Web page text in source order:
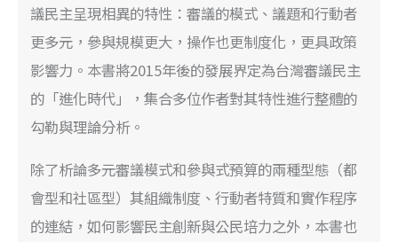
議民主呈現相異的特性：審議的模式、議題和行動者
更多元，參與規模更大，操作也更制度化，更具政策
影響力。本書將2015年後的發展界定為台灣審議民主
的「進化時代」，集合多位作者對其特性進行整體的
勾勒與理論分析。
除了析論多元審議模式和參與式預算的兩種型態（都
會型和社區型）其組織制度、行動者特質和實作程序
的連結，如何影響民主創新與公民培力之外，本書也